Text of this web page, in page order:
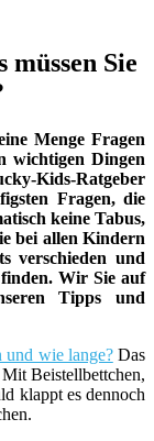
Sie
Menge Fragen
wichtigen Dingen
Kids-Ratgeber
Fragen, die
keine Tabus,
bei allen Kindern
verschieden und
finden. Wir Sie auf
Tipps und
und wie lange?Das
Beistellbettchen,
klappt es dennoch